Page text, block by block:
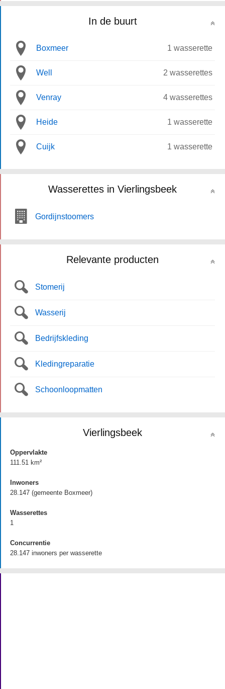
In de buurt
Boxmeer 1 wasserette
Well 2 wasserettes
Venray 4 wasserettes
Heide 1 wasserette
Cuijk 1 wasserette
Wasserettes in Vierlingsbeek
Gordijnstoomers
Relevante producten
Stomerij
Wasserij
Bedrijfskleding
Kledingreparatie
Schoonloopmatten
Vierlingsbeek
Oppervlakte
111.51 km²
Inwoners
28.147 (gemeente Boxmeer)
Wasserettes
1
Concurrentie
28.147 inwoners per wasserette